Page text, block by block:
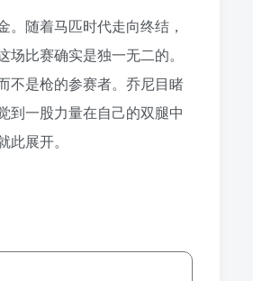
随着马匹时代走向终结，
比赛确实是独一无二的。
不是枪的参赛者。乔尼目睹
到一股力量在自己的双腿中
展开。